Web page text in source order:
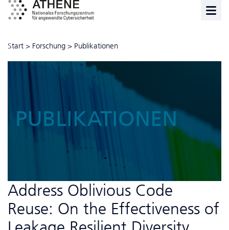
Start > Forschung > Publikationen
PUBLIKATIONEN
Address Oblivious Code
Reuse: On the Effectiveness of